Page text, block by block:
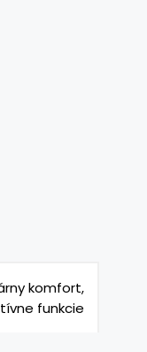
komfort,
funkcie